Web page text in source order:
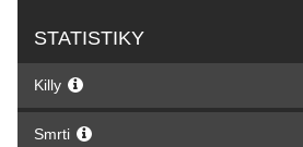
STATISTIKY
Killy
Smrti